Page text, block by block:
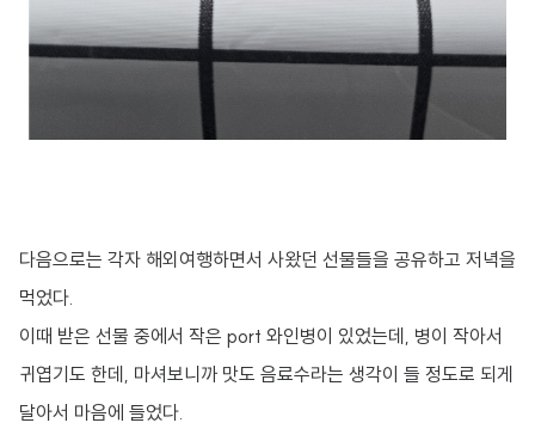
다음으로는 각자 해외여행하면서 사왔던 선물들을 공유하고 저녁을
먹었다.
이때 받은 선물 중에서 작은 port 와인병이 있었는데, 병이 작아서
귀엽기도 한데, 마셔보니까 맛도 음료수라는 생각이 들 정도로 되게
달아서 마음에 들었다.